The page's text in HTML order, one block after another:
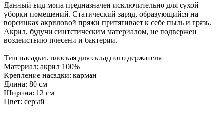
Данный вид мопа предназначен исключительно для сухой
уборки помещений. Статический заряд, образующийся на
ворсинках акриловой пряжи притягивает к себе пыль и грязь.
Акрил, будучи синтетическим материалом, не подвержен
воздействию плесени и бактерий.
Тип насадки: плоская для складного держателя
Материал: акрил 100%
Крепление насадки: карман
Длина: 80 см
Ширина: 12 см
Цвет: серый